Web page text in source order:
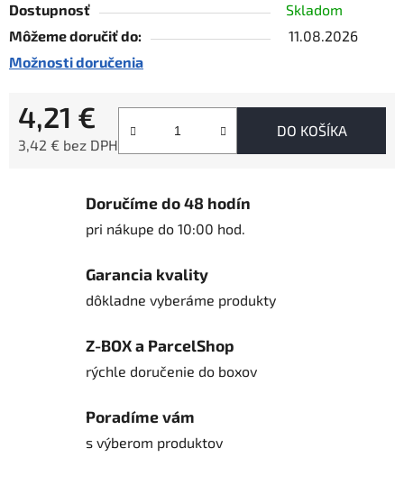
Dostupnosť
Skladom
Môžeme doručiť do:
11.08.2026
Možnosti doručenia
4,21 €
3,42 € bez DPH
DO KOŠÍKA
Doručíme do 48 hodín
pri nákupe do 10:00 hod.
Garancia kvality
dôkladne vyberáme produkty
Z-BOX a ParcelShop
rýchle doručenie do boxov
Poradíme vám
s výberom produktov